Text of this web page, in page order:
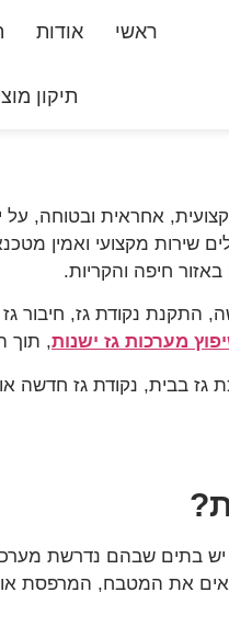
ראשי אודות
תיקון
אחראית ובטוחה, על
חיפה והקריות.
נקודת גז, חיבור
מערכות גז ישנות, תוך
בבית, נקודת גז חדשה או
בתים שבהם נדרשת מערכת
את המטבח, המרפסת